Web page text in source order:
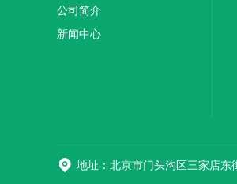
公司简介
新闻中心